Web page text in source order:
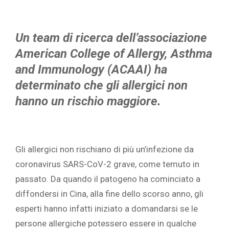
Un team di ricerca dell’associazione
American College of Allergy, Asthma
and Immunology (ACAAI) ha
determinato che gli allergici non
hanno un rischio maggiore.
Gli allergici non rischiano di più un’infezione da
coronavirus SARS-CoV-2 grave, come temuto in
passato. Da quando il patogeno ha cominciato a
diffondersi in Cina, alla fine dello scorso anno, gli
esperti hanno infatti iniziato a domandarsi se le
persone allergiche potessero essere in qualche